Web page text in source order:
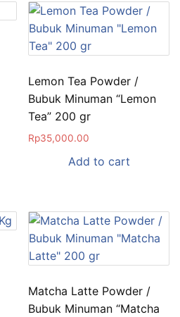
Lemon Tea Powder /
Bubuk Minuman “Lemon
Tea” 200 gr
Rp35,000.00
Add to cart
Matcha Latte Powder /
Bubuk Minuman “Matcha